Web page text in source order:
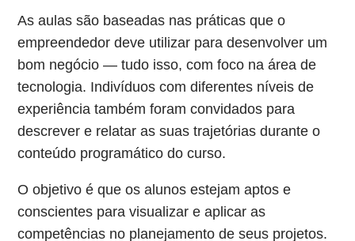
As aulas são baseadas nas práticas que o
empreendedor deve utilizar para desenvolver um
bom negócio — tudo isso, com foco na área de
tecnologia. Indivíduos com diferentes níveis de
experiência também foram convidados para
descrever e relatar as suas trajetórias durante o
conteúdo programático do curso.
O objetivo é que os alunos estejam aptos e
conscientes para visualizar e aplicar as
competências no planejamento de seus projetos.